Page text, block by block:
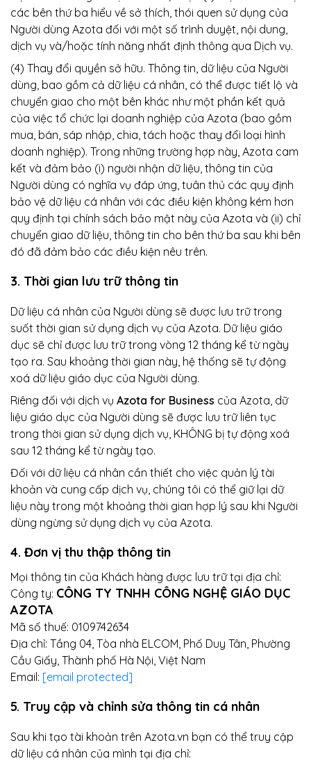
các bên thứ ba hiểu về sở thích, thói quen sử dụng của
Người dùng Azota đối với một số trình duyệt, nội dung,
dịch vụ và/hoặc tính năng nhất định thông qua Dịch vụ.
(4) Thay đổi quyền sở hữu. Thông tin, dữ liệu của Người
dùng, bao gồm cả dữ liệu cá nhân, có thể được tiết lộ và
chuyển giao cho một bên khác như một phần kết quả
của việc tổ chức lại doanh nghiệp của Azota (bao gồm
mua, bán, sáp nhập, chia, tách hoặc thay đổi loại hình
doanh nghiệp). Trong những trường hợp này, Azota cam
kết và đảm bảo (i) người nhận dữ liệu, thông tin của
Người dùng có nghĩa vụ đáp ứng, tuân thủ các quy định
bảo vệ dữ liệu cá nhân với các điều kiện không kém hơn
quy định tại chính sách bảo mật này của Azota và (ii) chỉ
chuyển giao dữ liệu, thông tin cho bên thứ ba sau khi bên
đó đã đảm bảo các điều kiện nêu trên.
3. Thời gian lưu trữ thông tin
Dữ liệu cá nhân của Người dùng sẽ được lưu trữ trong
suốt thời gian sử dụng dịch vụ của Azota. Dữ liệu giáo
dục sẽ chỉ được lưu trữ trong vòng 12 tháng kể từ ngày
tạo ra. Sau khoảng thời gian này, hệ thống sẽ tự động
xoá dữ liệu giáo dục của Người dùng.
Riêng đối với dịch vụ Azota for Business của Azota, dữ
liệu giáo dục của Người dùng sẽ được lưu trữ liên tục
trong thời gian sử dụng dịch vụ, KHÔNG bị tự động xoá
sau 12 tháng kể từ ngày tạo.
Đối với dữ liệu cá nhân cần thiết cho việc quản lý tài
khoản và cung cấp dịch vụ, chúng tôi có thể giữ lại dữ
liệu này trong một khoảng thời gian hợp lý sau khi Người
dùng ngừng sử dụng dịch vụ của Azota.
4. Đơn vị thu thập thông tin
Mọi thông tin của Khách hàng được lưu trữ tại địa chỉ:
Công ty: CÔNG TY TNHH CÔNG NGHỆ GIÁO DỤC
AZOTA
Mã số thuế: 0109742634
Địa chỉ: Tầng 04, Tòa nhà ELCOM, Phố Duy Tân, Phường
Cầu Giấy, Thành phố Hà Nội, Việt Nam
Email: [email protected]
5. Truy cập và chỉnh sửa thông tin cá nhân
Sau khi tạo tài khoản trên Azota.vn bạn có thể truy cập
dữ liệu cá nhân của mình tại địa chỉ: